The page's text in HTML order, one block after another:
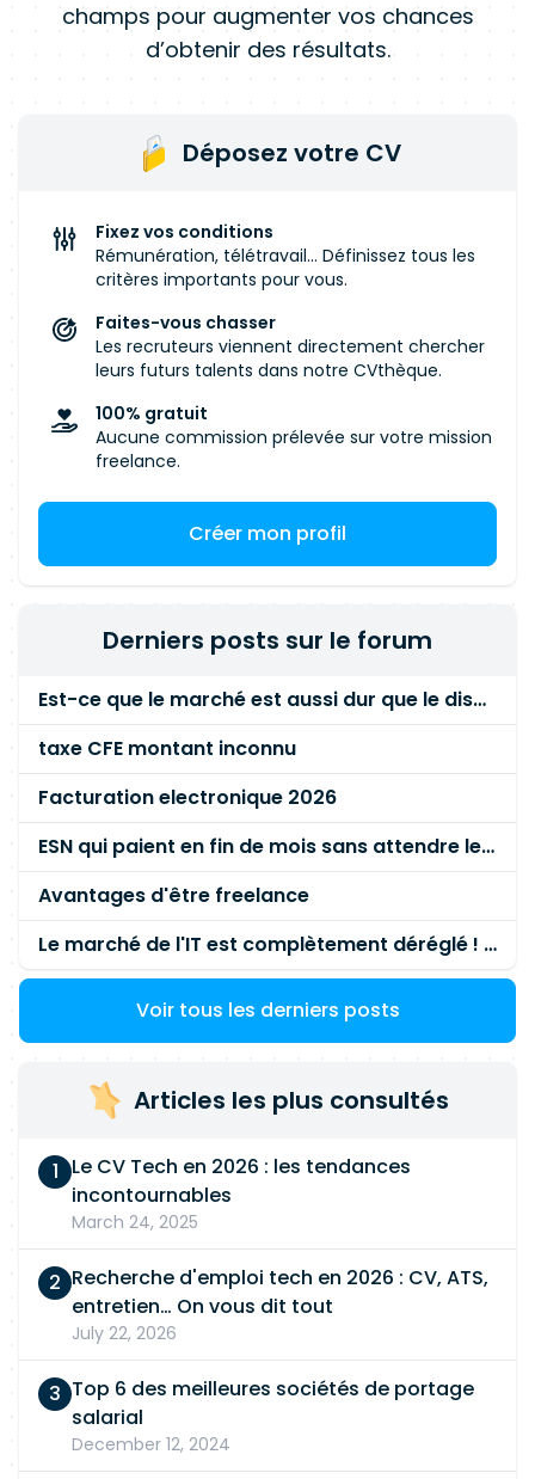
champs pour augmenter vos chances
d’obtenir des résultats.
Déposez votre CV
Fixez vos conditions
Rémunération, télétravail... Définissez tous les
critères importants pour vous.
Faites-vous chasser
Les recruteurs viennent directement chercher
leurs futurs talents dans notre CVthèque.
100% gratuit
Aucune commission prélevée sur votre mission
freelance.
Créer mon profil
Derniers posts sur le forum
Est-ce que le marché est aussi dur que le disent les commerciaux ?
taxe CFE montant inconnu
Facturation electronique 2026
ESN qui paient en fin de mois sans attendre le paiement client ?
Avantages d'être freelance
Le marché de l'IT est complètement déréglé ! STOP à cette mascarade ! Il faut s'unir et résister !
Voir tous les derniers posts
Articles les plus consultés
Le CV Tech en 2026 : les tendances
incontournables
March 24, 2025
Recherche d'emploi tech en 2026 : CV, ATS,
entretien… On vous dit tout
July 22, 2026
Top 6 des meilleures sociétés de portage
salarial
December 12, 2024